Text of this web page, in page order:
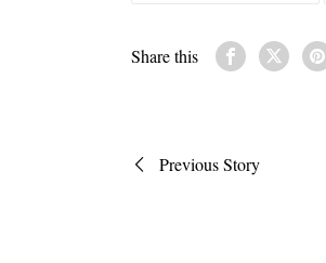
Share this
Πλοήγηση
Previous Story